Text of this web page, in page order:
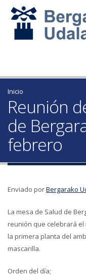
Inicio
Reunión
de
febrero
Enviado porBergarako
La mesa de Salud de
reunión que celebrará el
la primera planta del
mascarilla.
Orden del día;